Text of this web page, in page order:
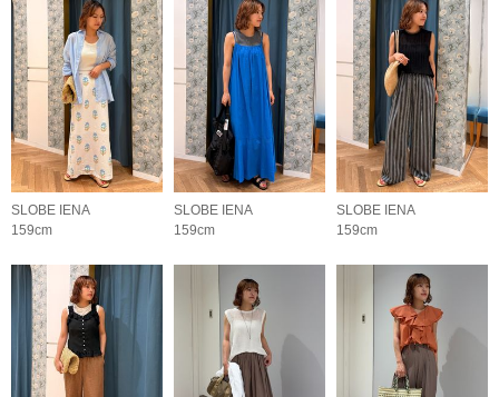
SLOBE IENA
159cm
SLOBE IENA
159cm
SLOBE IENA
159cm